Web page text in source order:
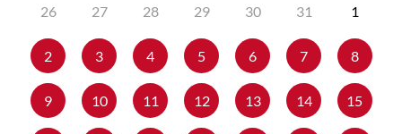
26
27 28 29 30 31 1
2 3 4 5 6 7 8
9 10 11 12 13 14 15